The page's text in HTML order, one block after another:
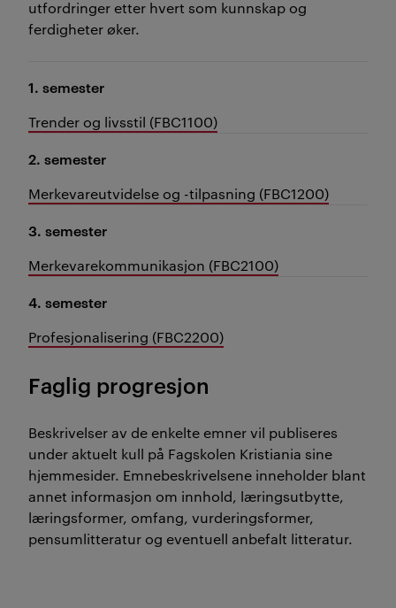
utfordringer etter hvert som kunnskap og
ferdigheter øker.
1. semester
Trender og livsstil (FBC1100)
2. semester
Merkevareutvidelse og -tilpasning (FBC1200)
3. semester
Merkevarekommunikasjon (FBC2100)
4. semester
Profesjonalisering (FBC2200)
Faglig progresjon
Beskrivelser av de enkelte emner vil publiseres
under aktuelt kull på Fagskolen Kristiania sine
hjemmesider. Emnebeskrivelsene inneholder blant
annet informasjon om innhold, læringsutbytte,
læringsformer, omfang, vurderingsformer,
pensumlitteratur og eventuell anbefalt litteratur.